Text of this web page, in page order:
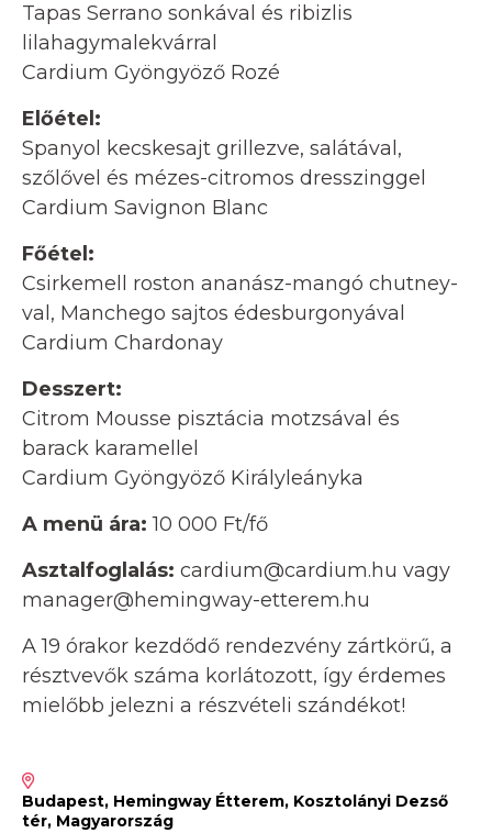
Tapas Serrano sonkával és ribizlis
lilahagymalekvárral
Cardium Gyöngyöző Rozé
Előétel:
Spanyol kecskesajt grillezve, salátával,
szőlővel és mézes-citromos dresszinggel
Cardium Savignon Blanc
Főétel:
Csirkemell roston ananász-mangó chutney-
val, Manchego sajtos édesburgonyával
Cardium Chardonay
Desszert:
Citrom Mousse pisztácia motzsával és
barack karamellel
Cardium Gyöngyöző Királyleányka
A menü ára: 10 000 Ft/fő
Asztalfoglalás: cardium@cardium.hu vagy
manager@hemingway-etterem.hu
A 19 órakor kezdődő rendezvény zártkörű, a
résztvevők száma korlátozott, így érdemes
mielőbb jelezni a részvételi szándékot!
Budapest, Hemingway Étterem, Kosztolányi Dezső
tér, Magyarország